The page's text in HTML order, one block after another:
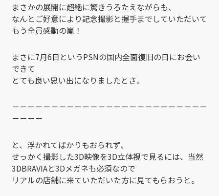
まさかの展開に超絶に驚きうろたえながらも、
なんとご好意により記念撮影と握手までしていただいて
もう全員感動の嵐！
まさに7月6日というPSNの国内全面復旧の日にお会い
できて
とても良い思い出になりましたとさ。
－－－－－－－－－－－－－－－－－－－－－－－－－
－－－－
と、浮かれてばかりもおられず、
せっかく撮影した3D映像を3D立体視で見るには、当然
3DBRAVIAと3Dメガネも必須なので
リアルの店舗に来ていただいた方に見てもらおうと。